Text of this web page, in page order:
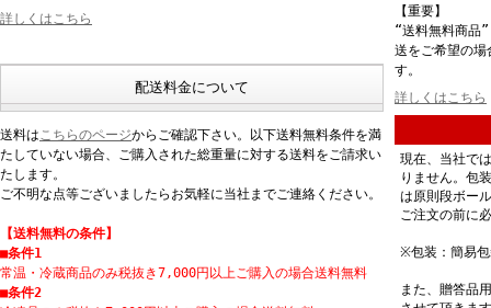
詳しくはこちら
配送料金について
送料はこちらのページからご確認下さい。以下送料無料条件を満
たしていない場合、ご購入された総重量に対する送料をご請求い
たします。
ご不明な点等ございましたらお気軽に当社までご連絡ください。
【送料無料の条件】
■条件1
常温・冷蔵商品のみ税抜き7,000円以上ご購入の場合送料無料
■条件2
【重要】
“送料無料商品
送をご希望の場
す。
詳しくはこちら
現在、当社で
りません。包
は原則段ボー
ご注文の前に
※包装：簡易
また、贈答品